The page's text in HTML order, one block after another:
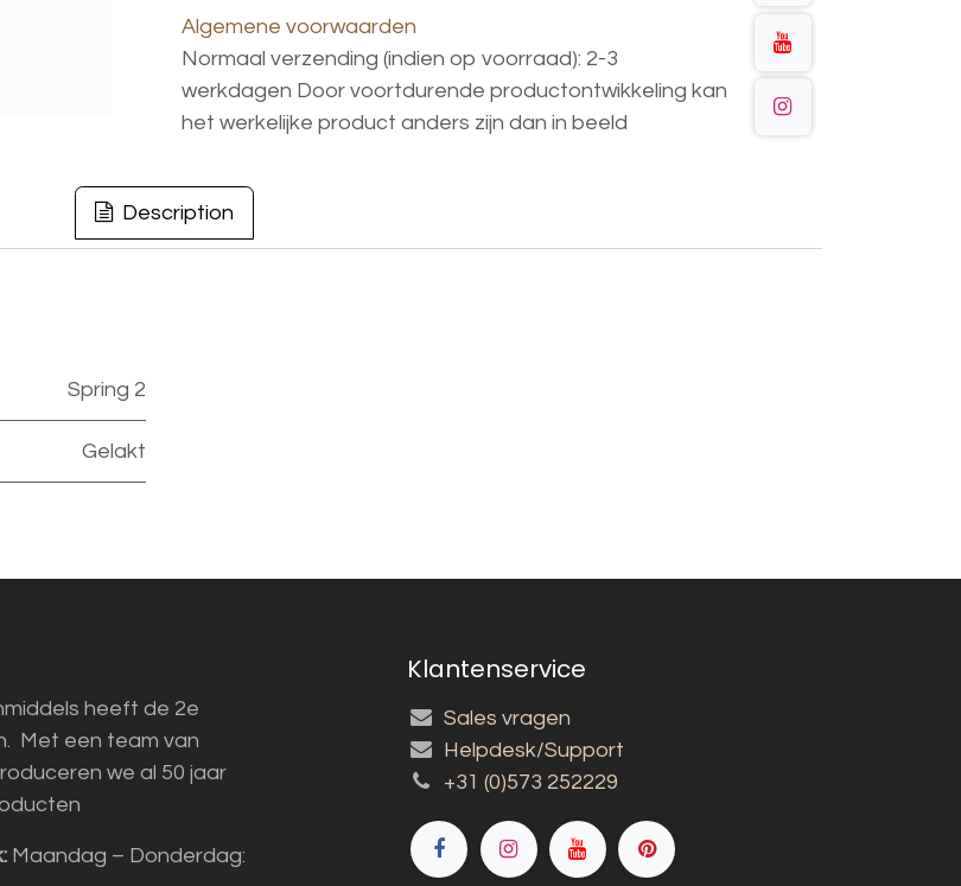
Algemene voorwaarden
Normaal verzending (indien op voorraad): 2-3
werkdagen Door voortdurende productontwikkeling kan
het werkelijke product anders zijn dan in beeld
Description
Spring 2
Gelakt
heeft de 2e
Met een team van
we al 50 jaar
Maandag – Donderdag:
Klantenservice
Sales vragen
Helpdesk/Support
+31 (0)573 252229